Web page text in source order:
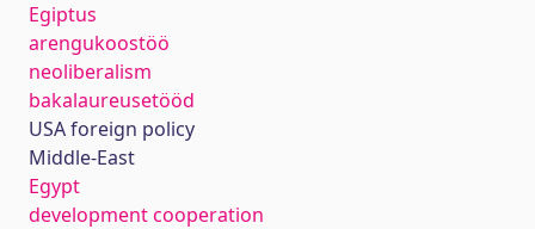
Egiptus
arengukoostöö
neoliberalism
bakalaureusetööd
USA foreign policy
Middle-East
Egypt
development cooperation